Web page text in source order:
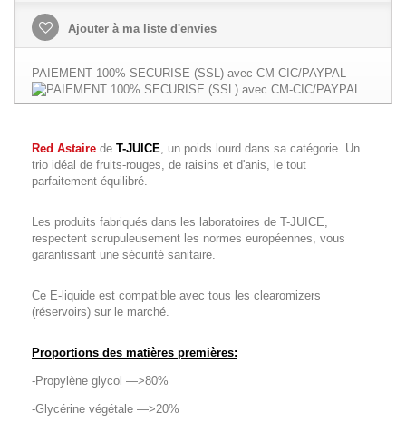
Ajouter à ma liste d'envies
PAIEMENT 100% SECURISE (SSL) avec CM-CIC/PAYPAL
Red Astaire de T-JUICE, un poids lourd dans sa catégorie. Un
trio idéal de fruits-rouges, de raisins et d'anis, le tout
parfaitement équilibré.
Les produits fabriqués dans les laboratoires de T-JUICE,
respectent scrupuleusement les normes européennes, vous
garantissant une sécurité sanitaire.
Ce E-liquide est compatible avec tous les clearomizers
(réservoirs) sur le marché.
Proportions des matières premières:
-Propylène glycol —>80%
-Glycérine végétale —>20%